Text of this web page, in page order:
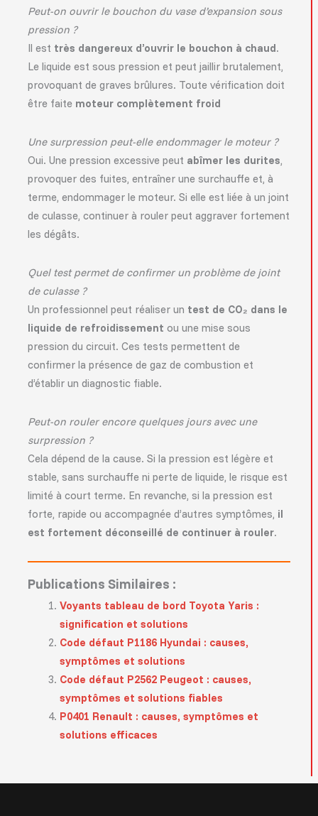
Peut-on ouvrir le bouchon du vase d’expansion sous
pression ?
Il est très dangereux d’ouvrir le bouchon à chaud.
Le liquide est sous pression et peut jaillir brutalement,
provoquant de graves brûlures. Toute vérification doit
être faite moteur complètement froid
Une surpression peut-elle endommager le moteur ?
Oui. Une pression excessive peut abîmer les durites,
provoquer des fuites, entraîner une surchauffe et, à
terme, endommager le moteur. Si elle est liée à un joint
de culasse, continuer à rouler peut aggraver fortement
les dégâts.
Quel test permet de confirmer un problème de joint
de culasse ?
Un professionnel peut réaliser un test de CO₂ dans le
liquide de refroidissement ou une mise sous
pression du circuit. Ces tests permettent de
confirmer la présence de gaz de combustion et
d’établir un diagnostic fiable.
Peut-on rouler encore quelques jours avec une
surpression ?
Cela dépend de la cause. Si la pression est légère et
stable, sans surchauffe ni perte de liquide, le risque est
limité à court terme. En revanche, si la pression est
forte, rapide ou accompagnée d’autres symptômes, il
est fortement déconseillé de continuer à rouler.
Publications Similaires :
Voyants tableau de bord Toyota Yaris :
signification et solutions
Code défaut P1186 Hyundai : causes,
symptômes et solutions
Code défaut P2562 Peugeot : causes,
symptômes et solutions fiables
P0401 Renault : causes, symptômes et
solutions efficaces